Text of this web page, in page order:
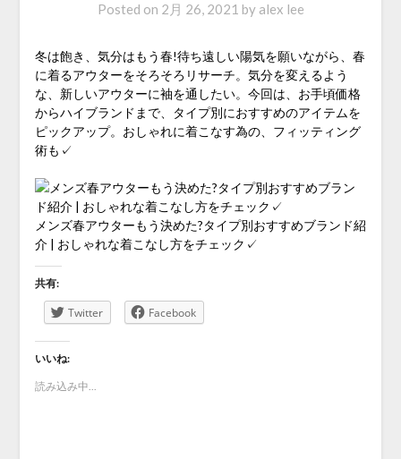
Posted on 2月 26, 2021 by alex lee
冬は飽き、気分はもう春!待ち遠しい陽気を願いながら、春
に着るアウターをそろそろリサーチ。気分を変えるよう
な、新しいアウターに袖を通したい。今回は、お手頃価格
からハイブランドまで、タイプ別におすすめのアイテムを
ピックアップ。おしゃれに着こなす為の、フィッティング
術も✓
メンズ春アウターもう決めた?タイプ別おすすめブランド紹
介 | おしゃれな着こなし方をチェック✓
共有:
Twitter Facebook
いいね:
読み込み中...